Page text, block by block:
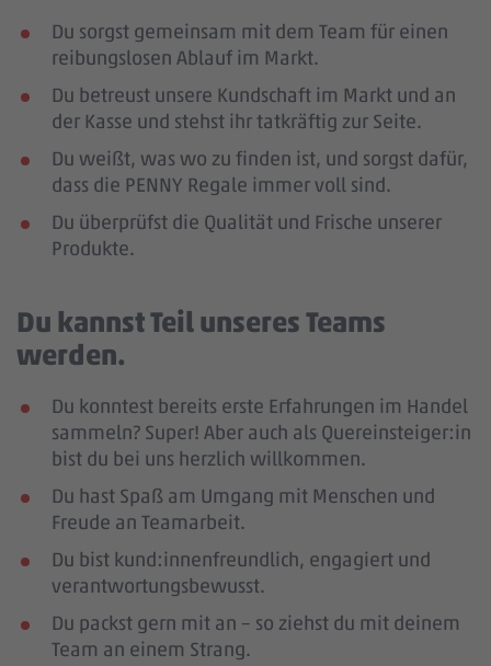
Du sorgst gemeinsam mit dem Team für einen
reibungslosen Ablauf im Markt.
Du betreust unsere Kundschaft im Markt und an
der Kasse und stehst ihr tatkräftig zur Seite.
Du weißt, was wo zu finden ist, und sorgst dafür,
dass die PENNY Regale immer voll sind.
Du überprüfst die Qualität und Frische unserer
Produkte.
Du kannst Teil unseres Teams
werden.
Du konntest bereits erste Erfahrungen im Handel
sammeln? Super! Aber auch als Quereinsteiger:in
bist du bei uns herzlich willkommen.
Du hast Spaß am Umgang mit Menschen und
Freude an Teamarbeit.
Du bist kund:innenfreundlich, engagiert und
verantwortungsbewusst.
Du packst gern mit an – so ziehst du mit deinem
Team an einem Strang.